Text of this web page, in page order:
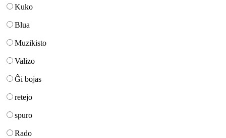
Kuko
Blua
Muzikisto
Valizo
Ĝi bojas
retejo
spuro
Rado